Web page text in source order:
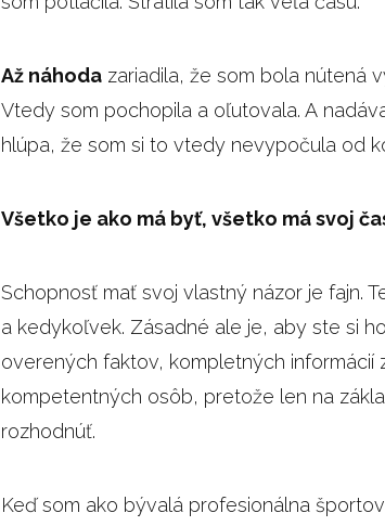
Až náhoda zariadila, že som bola nútená
Vtedy som pochopila a oľutovala. A
hlúpa, že som si to vtedy nevypočula od
Všetko je ako má byť, všetko má svoj
Schopnosť mať svoj vlastný názor je fajn.
a kedykoľvek. Zásadné ale je, aby ste si
overených faktov, kompletných informácií
kompetentných osôb, pretože len na
rozhodnúť.
Keď som ako bývalá profesionálna